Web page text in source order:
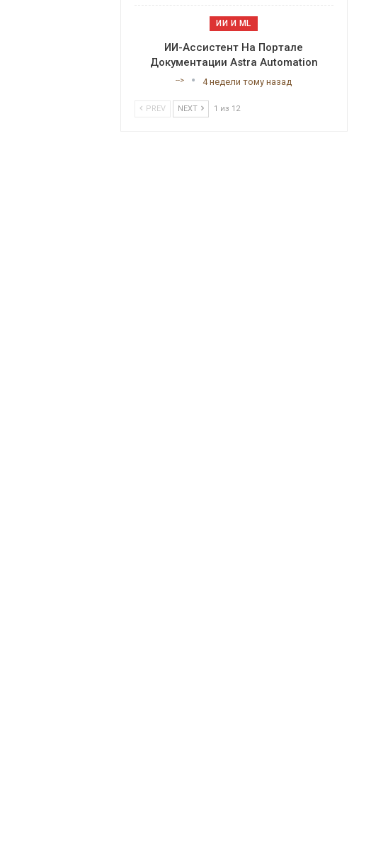
ИИ И ML
ИИ-Ассистент На Портале
Документации Astra Automation
--> 4 недели тому назад
PREV NEXT 1 из 12